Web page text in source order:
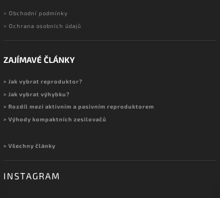
> Obchodní podmínky
> Ochrana osobních údajů
ZAJÍMAVÉ ČLÁNKY
> Jak vybrat reproduktor?
> Jak vybrat výhybku?
> Rozdíl mezi aktivním a pasivním reproduktorem
> Výhody kompaktních zesilovačů
> Všechny články
INSTAGRAM